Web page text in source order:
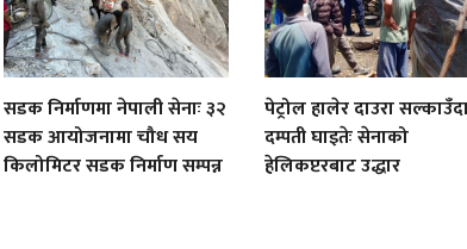
सडक निर्माणमा नेपाली सेनाः ३२
सडक आयोजनामा चौध सय
किलोमिटर सडक निर्माण सम्पन्न
पेट्रोल हालेर दाउरा
दम्पती घाइतेः सेनाको
हेलिकप्टरबाट उद्धार